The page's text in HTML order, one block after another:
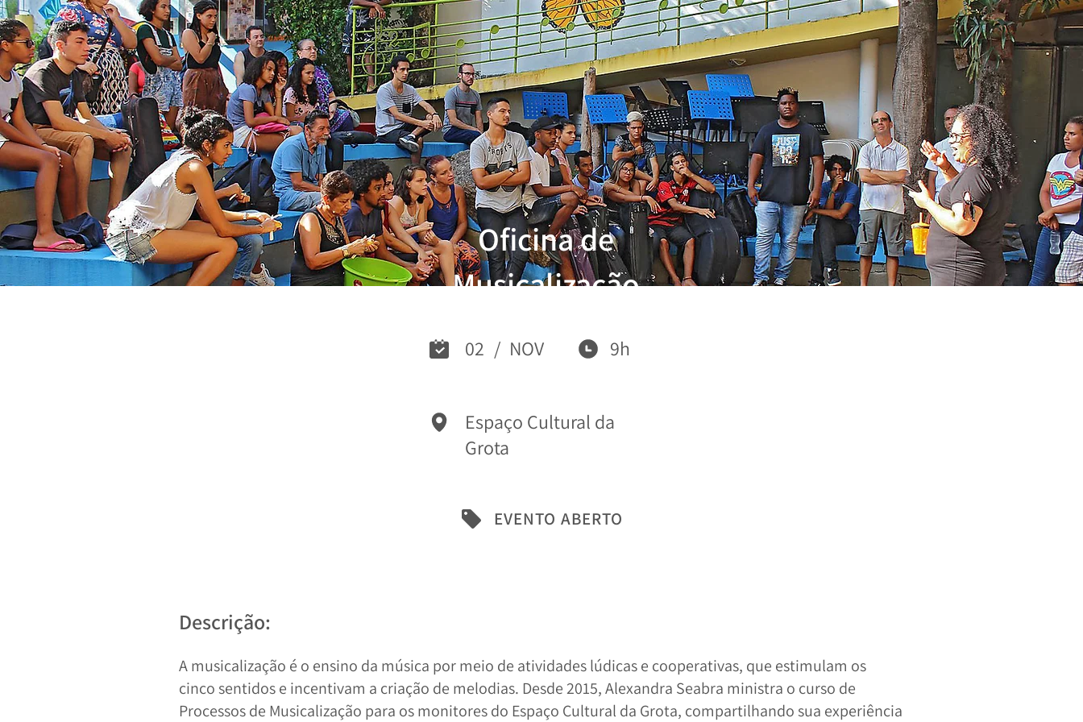
Oficina de
Musicalização
02 / NOV 9h
Espaço Cultural da
Grota
EVENTO ABERTO
Descrição:
A musicalização é o ensino da música por meio de atividades lúdicas e cooperativas, que estimulam os
cinco sentidos e incentivam a criação de melodias. Desde 2015, Alexandra Seabra ministra o curso de
Processos de Musicalização para os monitores do Espaço Cultural da Grota, compartilhando sua experiência